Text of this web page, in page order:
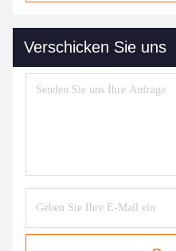
Verschicken Sie uns